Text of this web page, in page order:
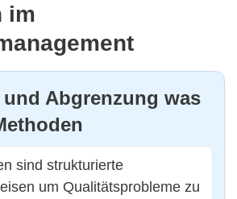
im
Abgrenzung was
sind strukturierte
um Qualitätsprobleme zu